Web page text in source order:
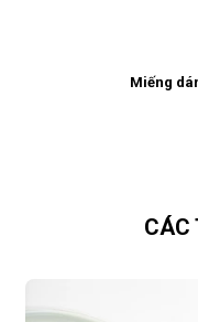
Miếng
CÁC